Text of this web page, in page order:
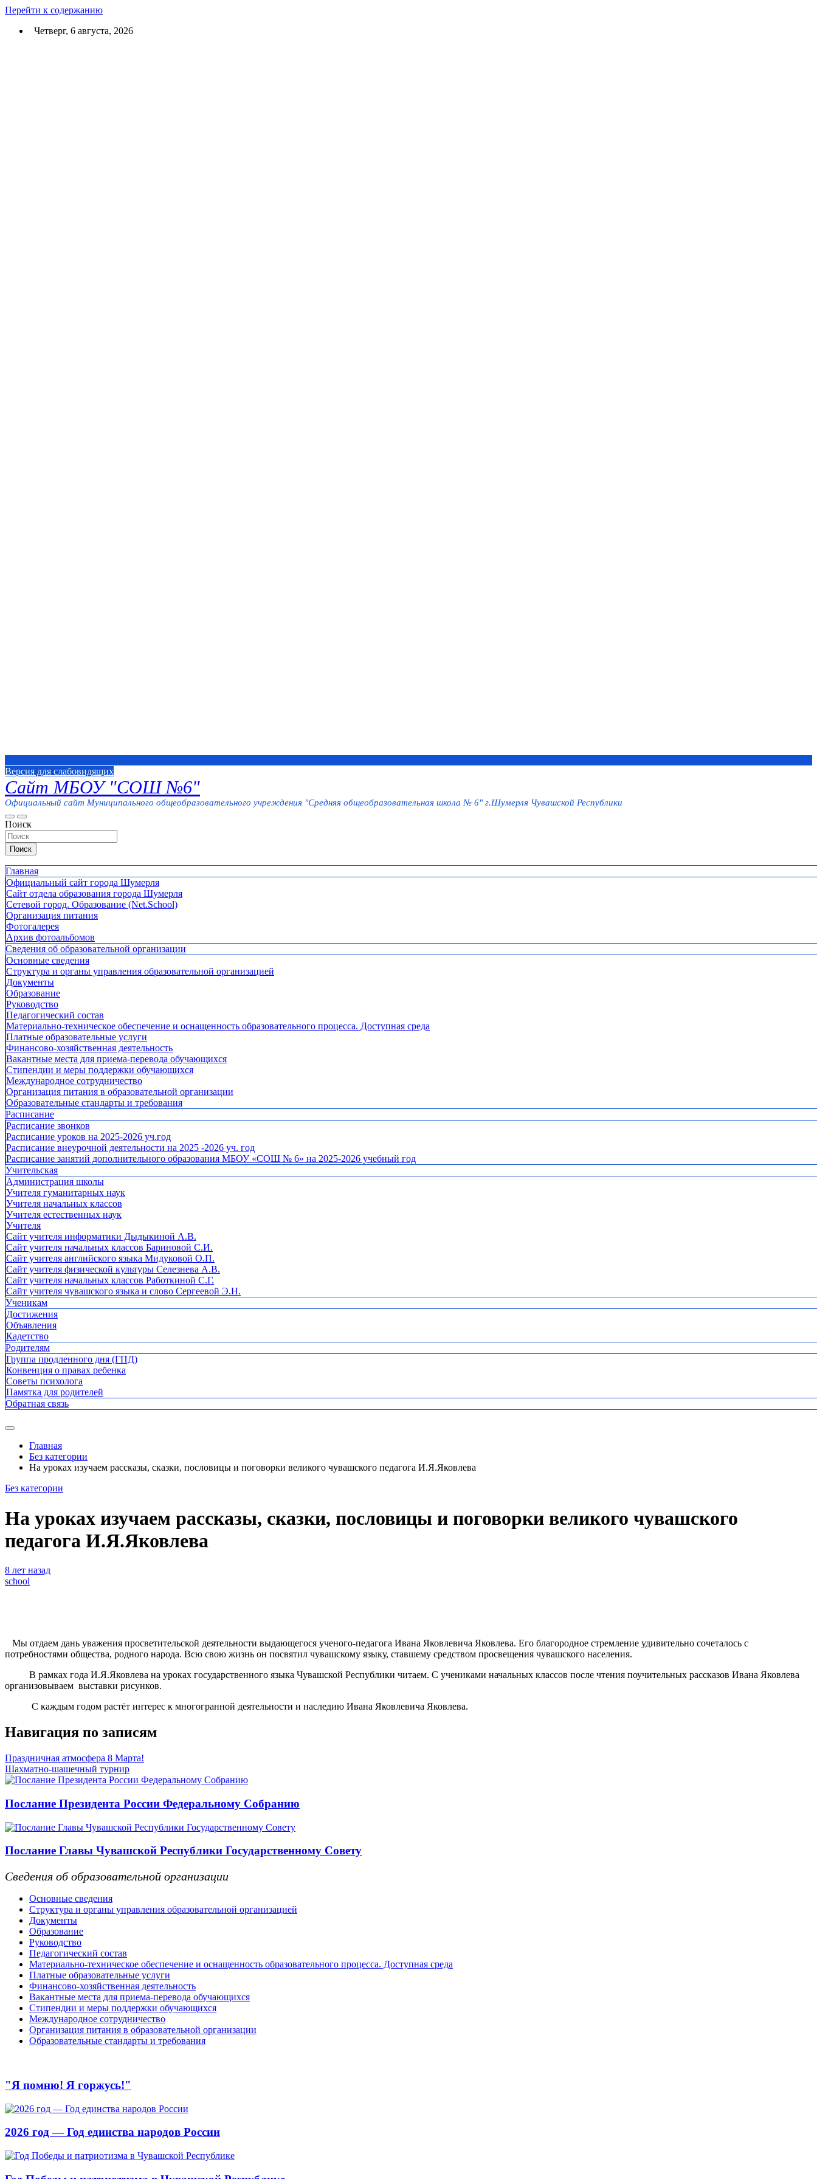
Перейти к содержанию
Четверг, 6 августа, 2026
Версия для слабовидящих
Сайт МБОУ "СОШ №6"
Официальный сайт Муниципального общеобразовательного учреждения "Средняя общеобразовательная школа № 6" г.Шумерля Чувашской Республики
Поиск
Поиск
Главная
Официальный сайт города Шумерля
Сайт отдела образования города Шумерля
Сетевой город. Образование (Net.School)
Организация питания
Фотогалерея
Архив фотоальбомов
Сведения об образовательной организации
Основные сведения
Структура и органы управления образовательной организацией
Документы
Образование
Руководство
Педагогический состав
Материально-техническое обеспечение и оснащенность образовательного процесса. Доступная среда
Платные образовательные услуги
Финансово-хозяйственная деятельность
Вакантные места для приема-перевода обучающихся
Стипендии и меры поддержки обучающихся
Международное сотрудничество
Организация питания в образовательной организации
Образовательные стандарты и требования
Расписание
Расписание звонков
Расписание уроков на 2025-2026 уч.год
Расписание внеурочной деятельности на 2025 -2026 уч. год
Расписание занятий дополнительного образования МБОУ «СОШ № 6» на 2025-2026 учебный год
Учительская
Администрация школы
Учителя гуманитарных наук
Учителя начальных классов
Учителя естественных наук
Учителя
Cайт учителя информатики Дыдыкиной А.В.
Сайт учителя начальных классов Бариновой С.И.
Сайт учителя английского языка Мидуковой О.П.
Сайт учителя физической культуры Селезнева А.В.
Сайт учителя начальных классов Работкиной С.Г.
Сайт учителя чувашского языка и слово Сергеевой Э.Н.
Ученикам
Достижения
Объявления
Кадетство
Родителям
Группа продленного дня (ГПД)
Конвенция о правах ребенка
Советы психолога
Памятка для родителей
Обратная связь
Главная
Без категории
На уроках изучаем рассказы, сказки, пословицы и поговорки великого чувашского педагога И.Я.Яковлева
Без категории
На уроках изучаем рассказы, сказки, пословицы и поговорки великого чувашского
педагога И.Я.Яковлева
8 лет назад
school
Мы отдаем дань уважения просветительской деятельности выдающегося ученого-педагога Ивана Яковлевича Яковлева. Его благородное стремление удивительно сочеталось с
потребностями общества, родного народа. Всю свою жизнь он посвятил чувашскому языку, ставшему средством просвещения чувашского населения.
В рамках года И.Я.Яковлева на уроках государственного языка Чувашской Республики читаем. С учениками начальных классов после чтения поучительных рассказов Ивана Яковлева
организовываем выставки рисунков.
С каждым годом растёт интерес к многогранной деятельности и наследию Ивана Яковлевича Яковлева.
Навигация по записям
Праздничная атмосфера 8 Марта!
Шахматно-шашечный турнир
Послание Президента России Федеральному Собранию
Послание Главы Чувашской Республики Государственному Совету
Сведения об образовательной организации
Основные сведения
Структура и органы управления образовательной организацией
Документы
Образование
Руководство
Педагогический состав
Материально-техническое обеспечение и оснащенность образовательного процесса. Доступная среда
Платные образовательные услуги
Финансово-хозяйственная деятельность
Вакантные места для приема-перевода обучающихся
Стипендии и меры поддержки обучающихся
Международное сотрудничество
Организация питания в образовательной организации
Образовательные стандарты и требования
"Я помню! Я горжусь!"
2026 год — Год единства народов России